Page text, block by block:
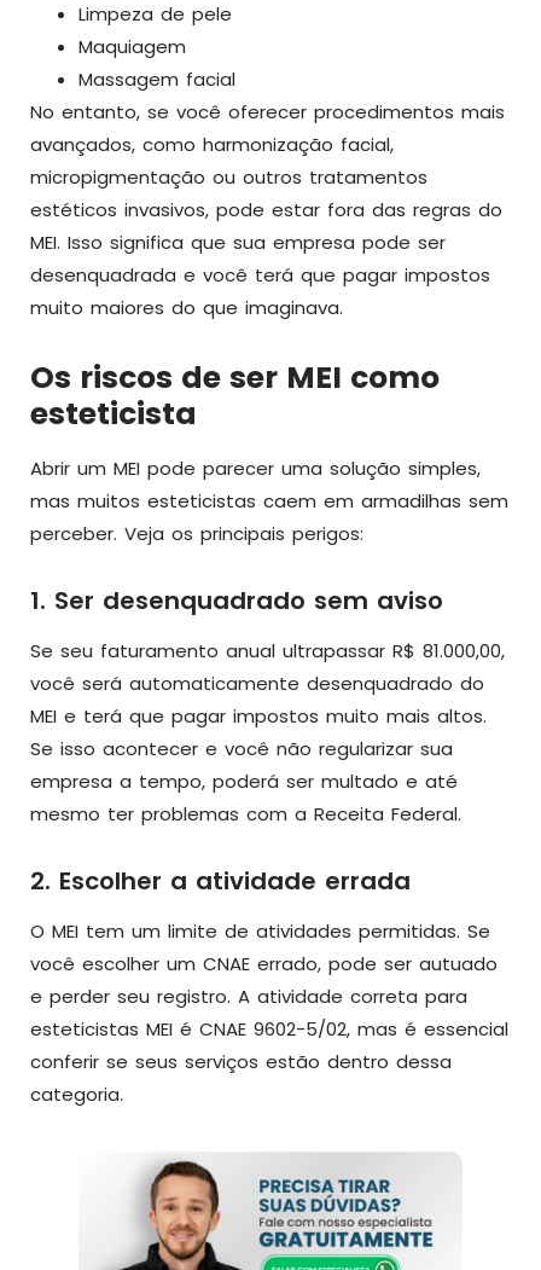
Limpeza de pele
Maquiagem
Massagem facial
No entanto, se você oferecer procedimentos mais
avançados, como harmonização facial,
micropigmentação ou outros tratamentos
estéticos invasivos, pode estar fora das regras do
MEI. Isso significa que sua empresa pode ser
desenquadrada e você terá que pagar impostos
muito maiores do que imaginava.
Os riscos de ser MEI como
esteticista
Abrir um MEI pode parecer uma solução simples,
mas muitos esteticistas caem em armadilhas sem
perceber. Veja os principais perigos:
1. Ser desenquadrado sem aviso
Se seu faturamento anual ultrapassar R$ 81.000,00,
você será automaticamente desenquadrado do
MEI e terá que pagar impostos muito mais altos.
Se isso acontecer e você não regularizar sua
empresa a tempo, poderá ser multado e até
mesmo ter problemas com a Receita Federal.
2. Escolher a atividade errada
O MEI tem um limite de atividades permitidas. Se
você escolher um CNAE errado, pode ser autuado
e perder seu registro. A atividade correta para
esteticistas MEI é CNAE 9602-5/02, mas é essencial
conferir se seus serviços estão dentro dessa
categoria.